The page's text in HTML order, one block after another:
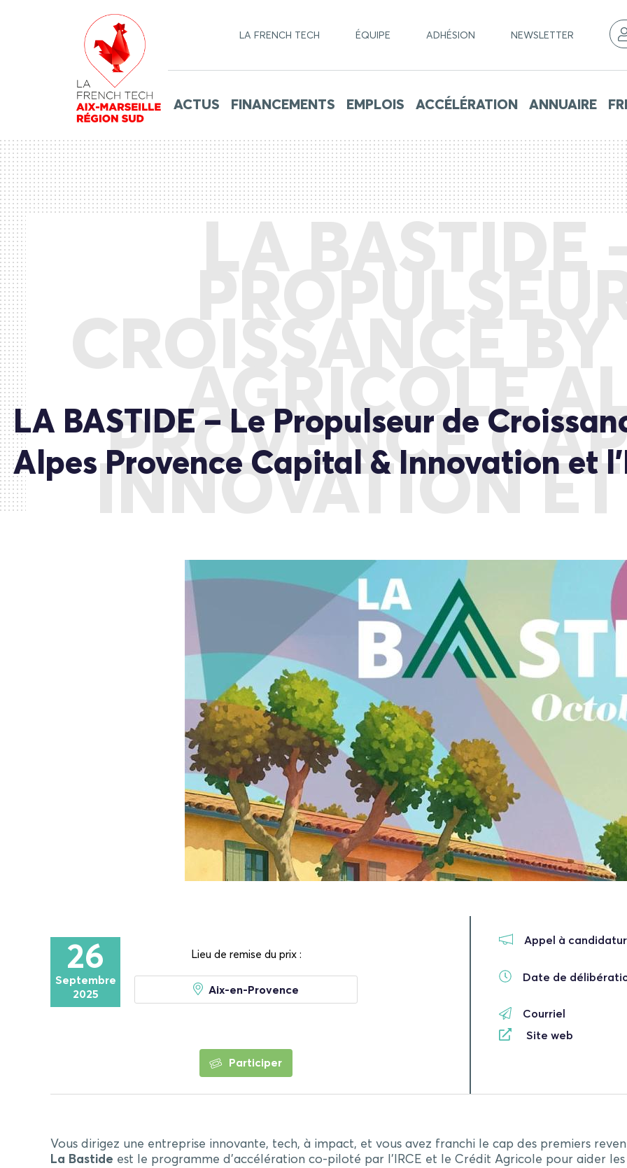
LA FRENCH TECH ÉQUIPE ADHÉSION NEWSLETTER
ACTUS FINANCEMENTS EMPLOIS ACCÉLÉRATION ANNUAIRE
LA BASTIDE
CROISSANCE
AGRICOLE
PROVENCE
INNOVATION ET
LA BASTIDE – Le Propulseur de
Alpes Provence Capital & Innovation et
26
Septembre
2025
Lieu de remise du prix :
Aix-en-Provence
Participer
Appel à
Date de
Courriel
Site web
Vous dirigez une entreprise innovante, tech, à impact, et vous avez franchi le cap des premiers
La Bastide est le programme d’accélération co-piloté par l’IRCE et le Crédit Agricole pour aider